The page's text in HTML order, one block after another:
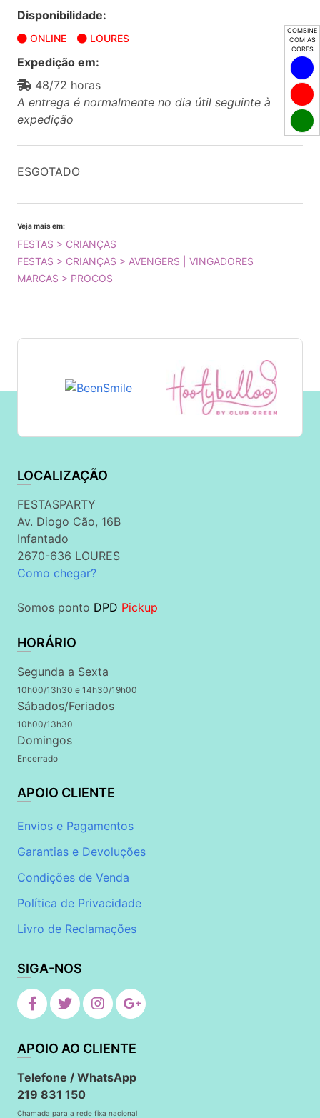
COMBINE
COM AS
CORES
Disponibilidade:
ONLINE LOURES
Expedição em:
48/72 horas
A entrega é normalmente no dia útil seguinte à
expedição
ESGOTADO
Veja mais em:
FESTAS > CRIANÇAS
FESTAS > CRIANÇAS > AVENGERS | VINGADORES
MARCAS > PROCOS
LOCALIZAÇÃO
FESTASPARTY
Av. Diogo Cão, 16B
Infantado
2670-636 LOURES
Como chegar?
Somos ponto DPD Pickup
HORÁRIO
Segunda a Sexta
10h00/13h30 e 14h30/19h00
Sábados/Feriados
10h00/13h30
Domingos
Encerrado
APOIO CLIENTE
Envios e Pagamentos
Garantias e Devoluções
Condições de Venda
Política de Privacidade
Livro de Reclamações
SIGA-NOS
APOIO AO CLIENTE
Telefone / WhatsApp
219 831 150
Chamada para a rede fixa nacional